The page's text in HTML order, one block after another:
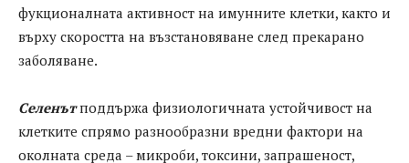
фукционалната активност на имунните клетки, както и
върху скоростта на възстановяване след прекарано
заболяване.
Селенът поддържа физиологичната устойчивост на
клетките спрямо разнообразни вредни фактори на
околната среда – микроби, токсини, запрашеност,